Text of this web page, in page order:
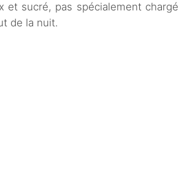
et sucré, pas spécialement
de la nuit.